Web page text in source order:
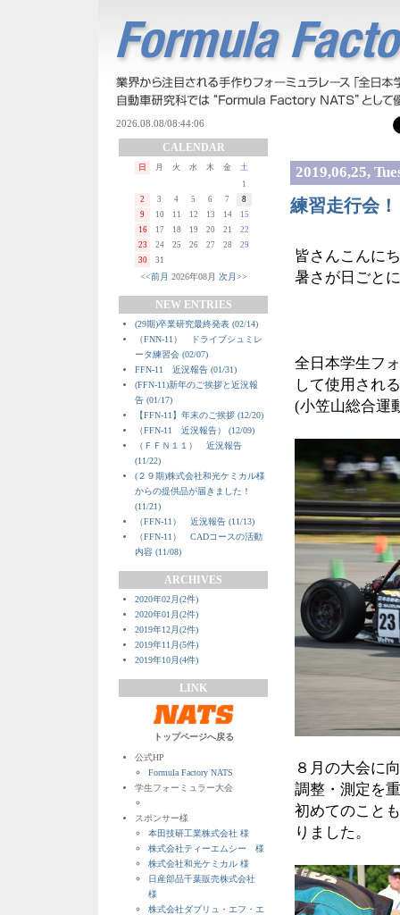
CALENDAR
日 月 火 水 木 金
土
1
2
3 4 5 6 7
8
9
10 11 12 13 14
15
16
17 18 19 20 21
22
23
24 25 26 27 28
29
30
31
<<前月 2026年08月 次月>>
NEW ENTRIES
(29期)卒業研究最終発表 (02/14)
（FNN-11） ドライブシュミレ
ータ練習会 (02/07)
FFN-11 近況報告 (01/31)
(FFN-11)新年のご挨拶と近況報
告 (01/17)
【FFN-11】年末のご挨拶 (12/20)
（FFN-11 近況報告） (12/09)
（ＦＦＮ１１） 近況報告
(11/22)
(２９期)株式会社和光ケミカル様
からの提供品が届きました！
(11/21)
（FFN-11） 近況報告 (11/13)
（FFN-11） CADコースの活動
内容 (11/08)
ARCHIVES
2020年02月(2件)
2020年01月(2件)
2019年12月(2件)
2019年11月(5件)
2019年10月(4件)
LINK
トップページへ戻る
公式HP
Formula Factory NATS
学生フォーミュラー大会
スポンサー様
本田技研工業株式会社 様
株式会社ティーエムシー 様
株式会社和光ケミカル 様
日産部品千葉販売株式会社
様
株式会社ダブリュ・エフ・エ
2019,06,25,
練習走行会！
皆さんこんに
暑さが日ごと
全日本学生フ
して使用され
(小笠山総合運
８月の大会に
調整・測定を
初めてのこと
りました。